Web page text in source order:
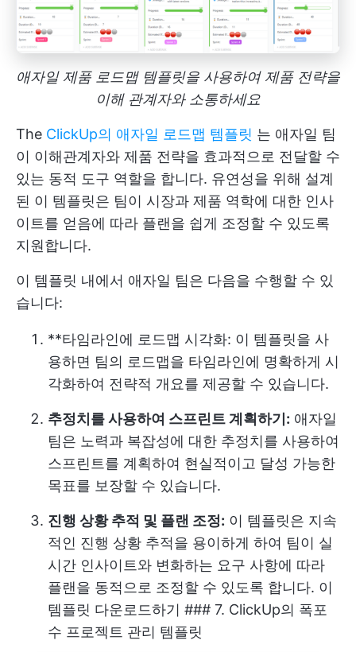
애자일 제품 로드맵 템플릿을 사용하여 제품 전략을
이해 관계자와 소통하세요
The ClickUp의 애자일 로드맵 템플릿 는 애자일 팀
이 이해관계자와 제품 전략을 효과적으로 전달할 수
있는 동적 도구 역할을 합니다. 유연성을 위해 설계
된 이 템플릿은 팀이 시장과 제품 역학에 대한 인사
이트를 얻음에 따라 플랜을 쉽게 조정할 수 있도록
지원합니다.
이 템플릿 내에서 애자일 팀은 다음을 수행할 수 있
습니다:
**타임라인에 로드맵 시각화: 이 템플릿을 사
용하면 팀의 로드맵을 타임라인에 명확하게 시
각화하여 전략적 개요를 제공할 수 있습니다.
추정치를 사용하여 스프린트 계획하기: 애자일
팀은 노력과 복잡성에 대한 추정치를 사용하여
스프린트를 계획하여 현실적이고 달성 가능한
목표를 보장할 수 있습니다.
진행 상황 추적 및 플랜 조정: 이 템플릿은 지속
적인 진행 상황 추적을 용이하게 하여 팀이 실
시간 인사이트와 변화하는 요구 사항에 따라
플랜을 동적으로 조정할 수 있도록 합니다. 이
템플릿 다운로드하기 ### 7. ClickUp의 폭포
수 프로젝트 관리 템플릿